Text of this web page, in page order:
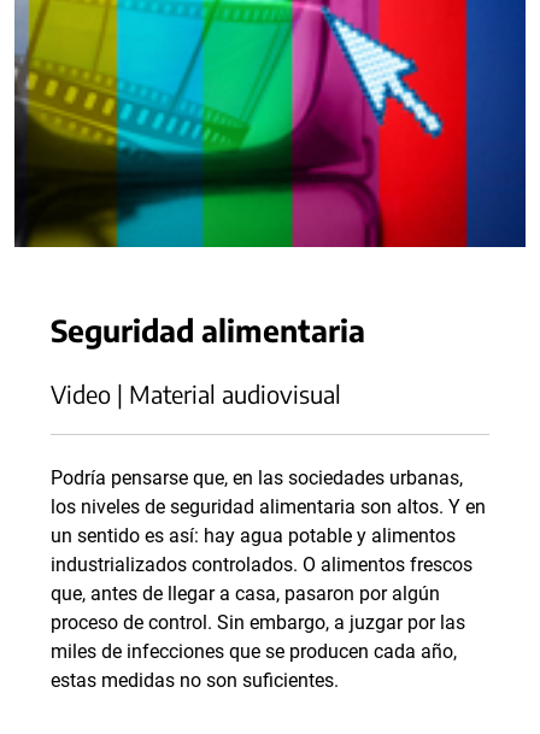
Seguridad alimentaria
Video | Material audiovisual
Podría pensarse que, en las sociedades urbanas,
los niveles de seguridad alimentaria son altos. Y en
un sentido es así: hay agua potable y alimentos
industrializados controlados. O alimentos frescos
que, antes de llegar a casa, pasaron por algún
proceso de control. Sin embargo, a juzgar por las
miles de infecciones que se producen cada año,
estas medidas no son suficientes.